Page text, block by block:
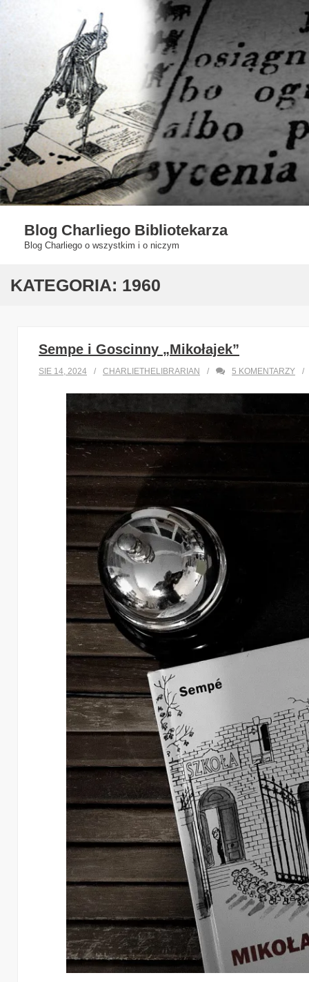
Blog Charliego Bibliotekarza
Blog Charliego o wszystkim i o niczym
KATEGORIA: 1960
Sempe i Goscinny „Mikołajek”
SIE 14, 2024 CHARLIETHELIBRARIAN 5 KOMENTARZY